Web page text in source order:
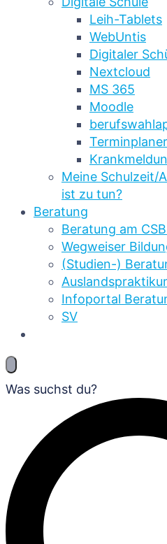
Leih-Tablets
WebUntis
Digitaler
Nextcloud
MS 365
Moodle
Meine Schulzeit/
ist zu tun?
Beratung
Beratung am
Wegweiser
(Studien-)
Infoportal
SV
Was suchst du?